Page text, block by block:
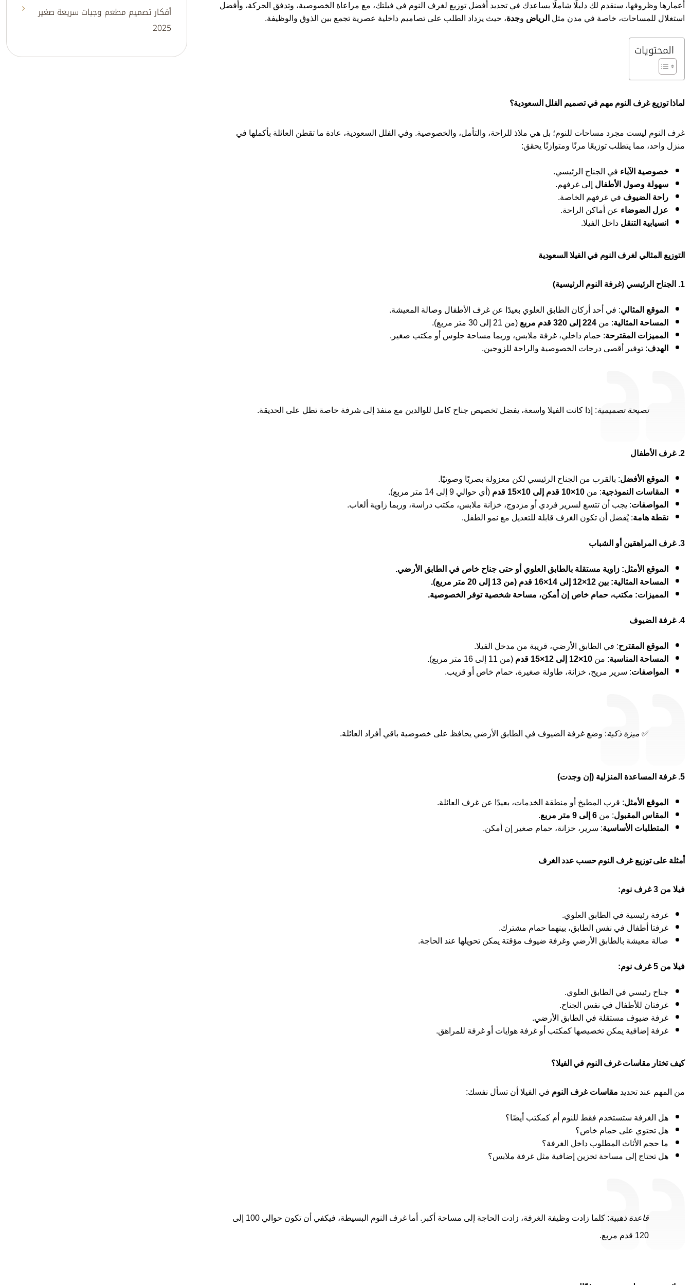
أعمارها وظروفها، سنقدم لك دليلًا شاملًا يساعدك في تحديد أفضل توزيع لغرف النوم في فيلتك، مع مراعاة الخصوصية، وتدفق الحركة، وأفضل
استغلال للمساحات، خاصة في مدن مثل الرياض وجدة، حيث يزداد الطلب على تصاميم داخلية عصرية تجمع بين الذوق والوظيفة.
المحتويات
لماذا توزيع غرف النوم مهم في تصميم الفلل السعودية؟
غرف النوم ليست مجرد مساحات للنوم؛ بل هي ملاذ للراحة، والتأمل، والخصوصية. وفي الفلل السعودية، عادة ما تقطن العائلة بأكملها في
منزل واحد، مما يتطلب توزيعًا مرنًا ومتوازنًا يحقق:
خصوصية الآباء في الجناح الرئيسي.
سهولة وصول الأطفال إلى غرفهم.
راحة الضيوف في غرفهم الخاصة.
عزل الضوضاء عن أماكن الراحة.
انسيابية التنقل داخل الفيلا.
التوزيع المثالي لغرف النوم في الفيلا السعودية
1. الجناح الرئيسي (غرفة النوم الرئيسية)
الموقع المثالي: في أحد أركان الطابق العلوي بعيدًا عن غرف الأطفال وصالة المعيشة.
المساحة المثالية: من 224 إلى 320 قدم مربع
(من 21 إلى 30 متر مربع).
المميزات المقترحة: حمام داخلي، غرفة ملابس، وربما مساحة جلوس أو مكتب صغير.
الهدف: توفير أقصى درجات الخصوصية والراحة للزوجين.
نصيحة تصميمية: إذا كانت الفيلا واسعة، يفضل تخصيص جناح كامل للوالدين مع منفذ إلى شرفة خاصة تطل على الحديقة.
2. غرف الأطفال
الموقع الأفضل: بالقرب من الجناح الرئيسي لكن معزولة بصريًا وصوتيًا.
المقاسات النموذجية: من 10×10 قدم إلى 10×15 قدم
(أي حوالي 9 إلى 14 متر مربع).
المواصفات: يجب أن تتسع لسرير فردي أو مزدوج، خزانة ملابس، مكتب دراسة، وربما زاوية ألعاب.
نقطة هامة: يُفضل أن تكون الغرف قابلة للتعديل مع نمو الطفل.
3. غرف المراهقين أو الشباب
الموقع الأمثل: زاوية مستقلة بالطابق العلوي أو حتى جناح خاص في الطابق الأرضي.
المساحة المثالية: بين 12×12 إلى 14×16 قدم (من 13 إلى 20 متر مربع).
المميزات: مكتب، حمام خاص إن أمكن، مساحة شخصية توفر الخصوصية.
4. غرفة الضيوف
الموقع المقترح: في الطابق الأرضي، قريبة من مدخل الفيلا.
المساحة المناسبة: من 10×12 إلى 12×15 قدم
(من 11 إلى 16 متر مربع).
المواصفات: سرير مريح، خزانة، طاولة صغيرة، حمام خاص أو قريب.
✅ ميزة ذكية: وضع غرفة الضيوف في الطابق الأرضي يحافظ على خصوصية باقي أفراد العائلة.
5. غرفة المساعدة المنزلية (إن وجدت)
الموقع الأمثل: قرب المطبخ أو منطقة الخدمات، بعيدًا عن غرف العائلة.
المقاس المقبول: من 6 إلى 9 متر مربع
.
المتطلبات الأساسية: سرير، خزانة، حمام صغير إن أمكن.
أمثلة على توزيع غرف النوم حسب عدد الغرف
فيلا من 3 غرف نوم:
غرفة رئيسية في الطابق العلوي.
غرفتا أطفال في نفس الطابق، بينهما حمام مشترك.
صالة معيشة بالطابق الأرضي وغرفة ضيوف مؤقتة يمكن تحويلها عند الحاجة.
فيلا من 5 غرف نوم:
جناح رئيسي في الطابق العلوي.
غرفتان للأطفال في نفس الجناح.
غرفة ضيوف مستقلة في الطابق الأرضي.
غرفة إضافية يمكن تخصيصها كمكتب أو غرفة هوايات أو غرفة للمراهق.
كيف تختار مقاسات غرف النوم في الفيلا؟
من المهم عند تحديد مقاسات غرف النوم في الفيلا أن تسأل نفسك:
هل الغرفة ستستخدم فقط للنوم أم كمكتب أيضًا؟
هل تحتوي على حمام خاص؟
ما حجم الأثاث المطلوب داخل الغرفة؟
هل تحتاج إلى مساحة تخزين إضافية مثل غرفة ملابس؟
قاعدة ذهبية
: كلما زادت وظيفة الغرفة، زادت الحاجة إلى مساحة أكبر. أما غرف النوم البسيطة، فيكفي أن تكون حوالي 100 إلى
120 قدم مربع.
أفكار تصميم مطعم وجبات سريعة صغير
2025